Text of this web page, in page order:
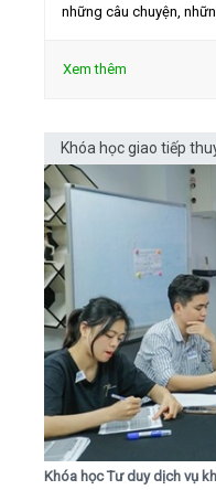
những câu chuyện,
Xem thêm
Khóa học giao tiếp
Khóa học Tư duy dịch vụ